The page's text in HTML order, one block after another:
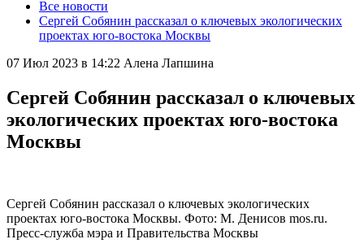
Все новости
Сергей Собянин рассказал о ключевых экологических
проектах юго-востока Москвы
07 Июл 2023 в 14:22 Алена Лапшина
Сергей Собянин рассказал о ключевых
экологических проектах юго-востока
Москвы
Сергей Собянин рассказал о ключевых экологических
проектах юго-востока Москвы. Фото: М. Денисов mos.ru.
Пресс-служба мэра и Правительства Москвы